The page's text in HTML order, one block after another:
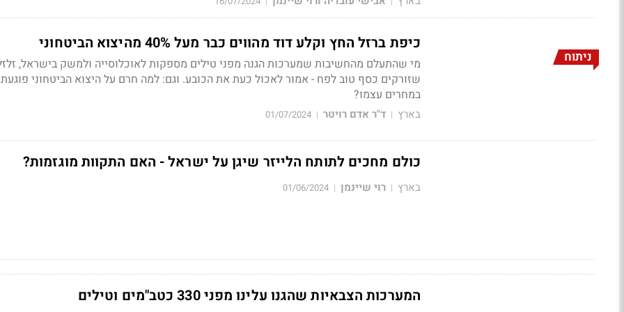
ניתוח
כיפת ברזל החץ וקלע דוד מהווים כבר מעל 40% מהיצוא הביטחוני
מי שהתעלם מהחשיבות שמערכות הגנה מפני טילים מספקות לאוכלוסייה ולמשק בישראל,
שזורקים כסף טוב לפח - אמור לאכול כעת את הכובע. וגם: למה חרם על היצוא הביטחוני
במחרים עצמו?
בארץ | ד"ר אדם רויטר |
01/07/2024
כולם מחכים לתותח הלייזר שיגן על ישראל - האם התקוות מוגזמות?
בארץ | רוי שיינמן |
01/06/2024
המערכות הצבאיות שהגנו עלינו מפני 330 כטב"מים וטילים